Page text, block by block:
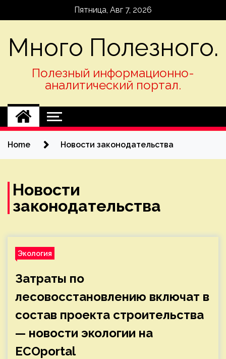
Пятница, Авг 7, 2026
Много Полезного.
Полезный информационно-
аналитический портал.
Home Новости законодательства
Новости
законодательства
Экология
Затраты по
лесовосстановлению включат в
состав проекта строительства
— новости экологии на
ECOportal